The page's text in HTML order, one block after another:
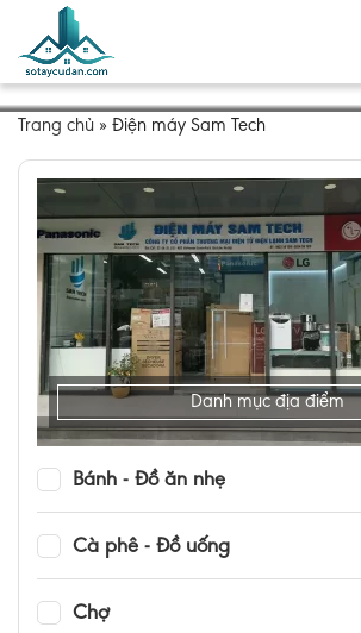
Trang chủ » Điện máy Sam Tech
Danh mục địa điểm
Bánh - Đồ ăn nhẹ
Cà phê - Đồ uống
Chợ